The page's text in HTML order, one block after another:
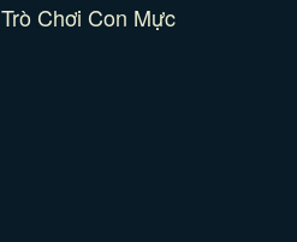
Trò Chơi Con Mực